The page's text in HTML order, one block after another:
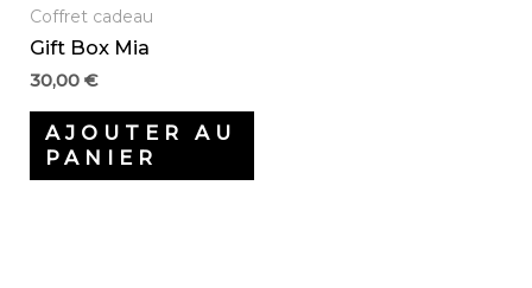
Coffret cadeau
Gift Box Mia
30,00€
AJOUTER AU
PANIER